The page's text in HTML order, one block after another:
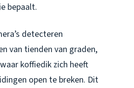
bepaalt.
detecteren
van tienden van graden,
koffiedik zich heeft
open te breken. Dit